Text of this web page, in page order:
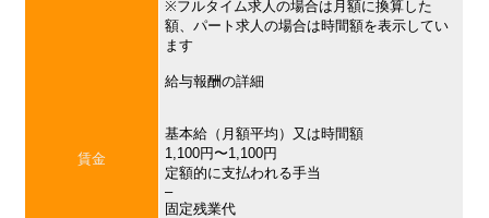
賃金
※フルタイム求人の場合は月額に換算した
額、パート求人の場合は時間額を表示してい
ます
給与報酬の詳細
基本給（月額平均）又は時間額
1,100円〜1,100円
定額的に支払われる手当
–
固定残業代